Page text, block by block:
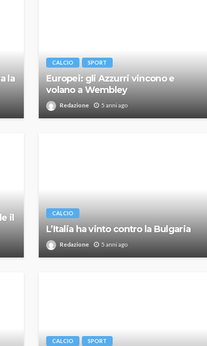
la
CALCIO SPORT
Europei: gli Azzurri vincono e
volano a Wembley
Redazione 5 anni ago
il
CALCIO
L’Italia ha vinto contro la Bulgaria
Redazione 5 anni ago
CALCIO SPORT